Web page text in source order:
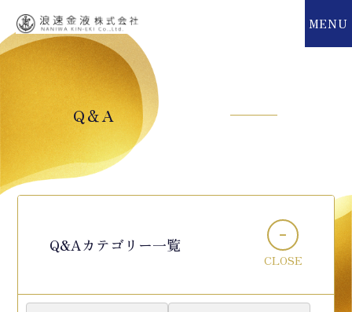
MENU
MENU
Q＆A
Q&Aカテゴリー一覧
CLOSE